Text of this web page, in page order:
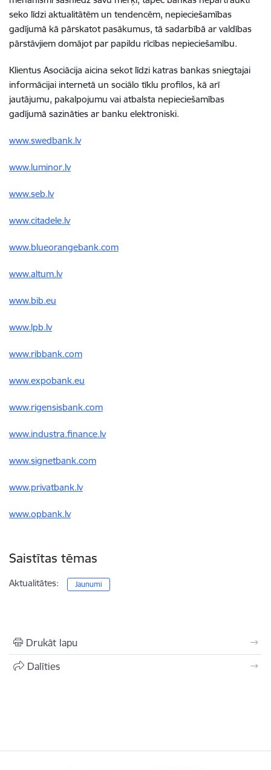
seko līdzi aktualitātēm un tendencēm, nepieciešamības
gadījumā kā pārskatot pasākumus, tā sadarbībā ar valdības
pārstāvjiem domājot par papildu rīcības nepieciešamību.
Klientus Asociācija aicina sekot līdzi katras bankas sniegtajai
informācijai internetā un sociālo tīklu profilos, kā arī
jautājumu, pakalpojumu vai atbalsta nepieciešamības
gadījumā sazināties ar banku elektroniski.
www.swedbank.lv
www.luminor.lv
www.seb.lv
www.citadele.lv
www.blueorangebank.com
www.altum.lv
www.bib.eu
www.lpb.lv
www.ribbank.com
www.expobank.eu
www.rigensisbank.com
www.industra.finance.lv
www.signetbank.com
www.privatbank.lv
www.opbank.lv
Saistītas tēmas
Aktualitātes: Jaunumi
Drukāt lapu
Dalīties